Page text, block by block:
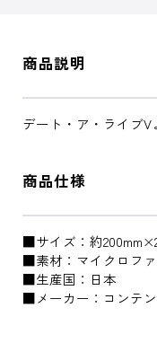
商品説明
デート・ア・ライブV
商品仕様
■サイズ：約
■素材：マイクロフ
■生産国：日本
■メーカー：コンテ